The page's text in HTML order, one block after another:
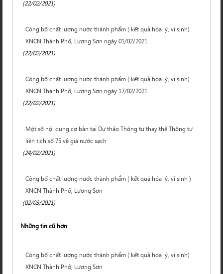
(22/02/2021)
Công bố chất lượng nước thành phẩm ( kết quả hóa lý, vi sinh)
XNCN Thành Phố, Lương Sơn ngày 01/02/2021
(22/02/2021)
Công bố chất lượng nước thành phẩm ( kết quả hóa lý, vi sinh)
XNCN Thành Phố, Lương Sơn ngày 17/02/2021
(22/02/2021)
Một số nội dung cơ bản tại Dự thảo Thông tư thay thế Thông tư
liên tịch số 75 về giá nước sạch
(24/02/2021)
Công bố chất lượng nước thành phẩm ( kết quả hóa lý, vi sinh )
XNCN Thành Phố, Lương Sơn
(02/03/2021)
Những tin cũ hơn
Công bố chất lượng nước thành phẩm ( kết quả hóa lý, vi sinh)
XNCN Thành Phố, Lương Sơn